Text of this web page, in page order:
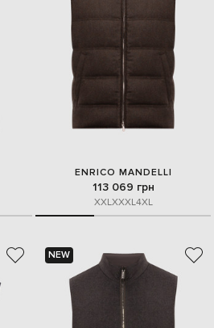
ENRICO MANDELLI
113 069 грн
XXLXXXL4XL
NEW